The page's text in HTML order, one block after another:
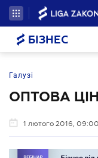
БІЗНЕС
Галузі
ОПТОВА
1 лютого 2016, 09:00